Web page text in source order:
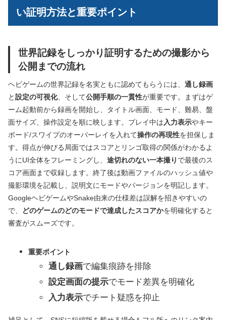
い証明方法と重要ポイント
世界記録をしっかり証明するための撮影から
公開までの流れ
ヘビゲームの世界記録を名実ともに認めてもらうには、 通し録画
と設定の可視化、そして公開手順の一貫性が重要です。まずはゲ
ーム起動前から録画を開始し、タイトル画面、モード、難易、盤
面サイズ、操作設定を順に映します。プレイ中は入力表示やキー
ボード/スワイプのオーバーレイを入れて操作の再現性を担保しま
す。得点が伸びる局面ではスコアとリンゴ取得の関係がわかるよ
うにUI全体をフレーミングし、 途切れのない一本撮り で最後のス
コア画面まで収録します。終了後は動画ファイルのハッシュ値や
撮影環境を記載し、説明文にモードやバージョンを明記します。
GoogleヘビゲームやSnake由来の仕様差は誤解を招きやすいの
で、
どのゲームのどのモードで達成したスコアかを明確化すると
審査がスムーズです。
重要ポイント
通し録画で編集痕跡を排除
設定画面の提示でモード差異を明確化
入力表示でチート疑惑を抑止